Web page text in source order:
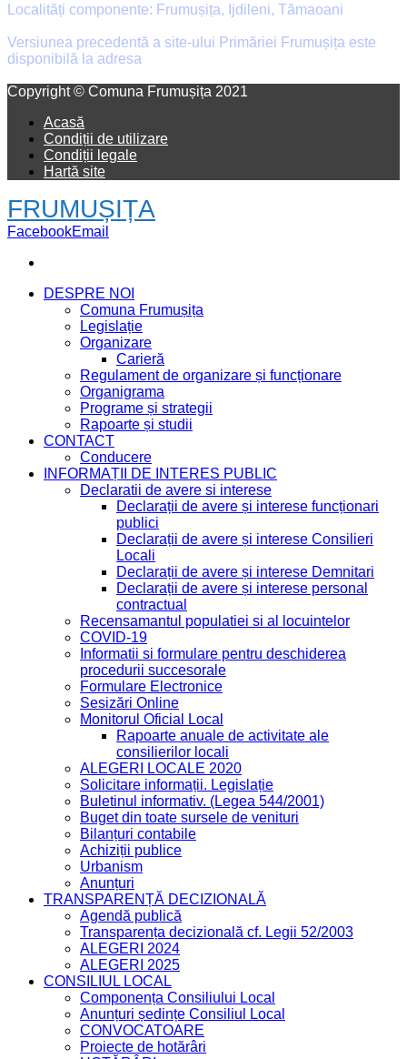
Localități componente: Frumușița, Ijdileni, Tămaoani
Versiunea precedentă a site-ului Primăriei Frumușița este
disponibilă la adresa
Copyright © Comuna Frumușița 2021
Acasă
Condiții de utilizare
Condiții legale
Hartă site
FRUMUȘIȚA
FacebookEmail
DESPRE NOI
Comuna Frumușița
Legislație
Organizare
Carieră
Regulament de organizare și funcționare
Organigrama
Programe și strategii
Rapoarte și studii
CONTACT
Conducere
INFORMAȚII DE INTERES PUBLIC
Declaratii de avere si interese
Declarații de avere și interese funcționari
publici
Declarații de avere și interese Consilieri
Locali
Declarații de avere și interese Demnitari
Declarații de avere și interese personal
contractual
Recensamantul populatiei si al locuintelor
COVID-19
Informatii si formulare pentru deschiderea
procedurii succesorale
Formulare Electronice
Sesizări Online
Monitorul Oficial Local
Rapoarte anuale de activitate ale
consilierilor locali
ALEGERI LOCALE 2020
Solicitare informații. Legislație
Buletinul informativ. (Legea 544/2001)
Buget din toate sursele de venituri
Bilanțuri contabile
Achiziții publice
Urbanism
Anunțuri
TRANSPARENȚĂ DECIZIONALĂ
Agendă publică
Transparența decizională cf. Legii 52/2003
ALEGERI 2024
ALEGERI 2025
CONSILIUL LOCAL
Componența Consiliului Local
Anunțuri ședințe Consiliul Local
CONVOCATOARE
Proiecte de hotărâri